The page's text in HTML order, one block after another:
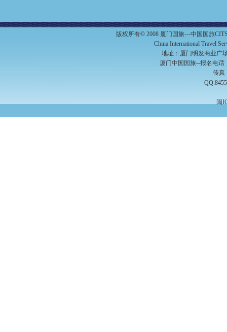
版权所有© 2008 厦门国旅---中国国旅
China International Travel
地址：厦门明发商业广
厦门中国国旅--报名电
传真
闽